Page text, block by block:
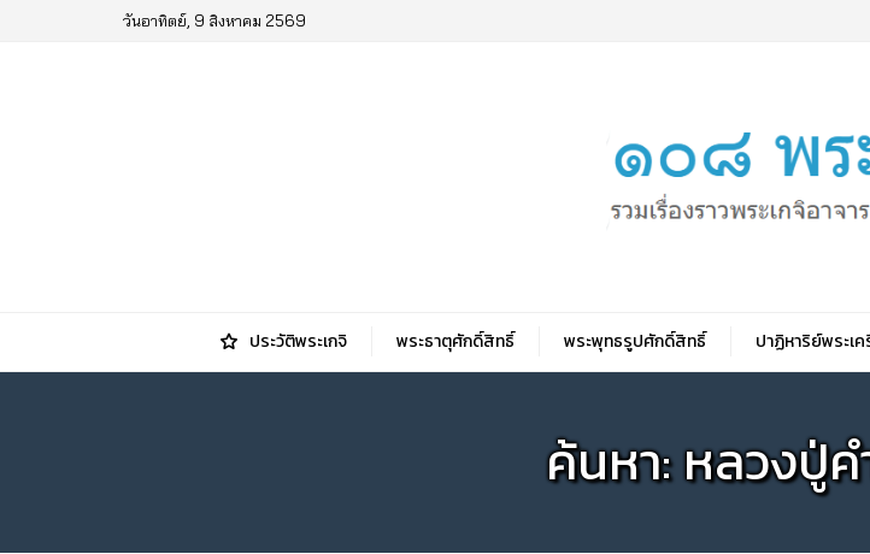
วันอาทิตย์, 9 สิงหาคม 2569
ประวัติพระเกจิ พระธาตุศักดิ์สิทธิ์ พระพุทธรูปศักดิ์สิทธิ์ ปาฏิหาริย์พระเ
ค้นหา: หลวงปู่